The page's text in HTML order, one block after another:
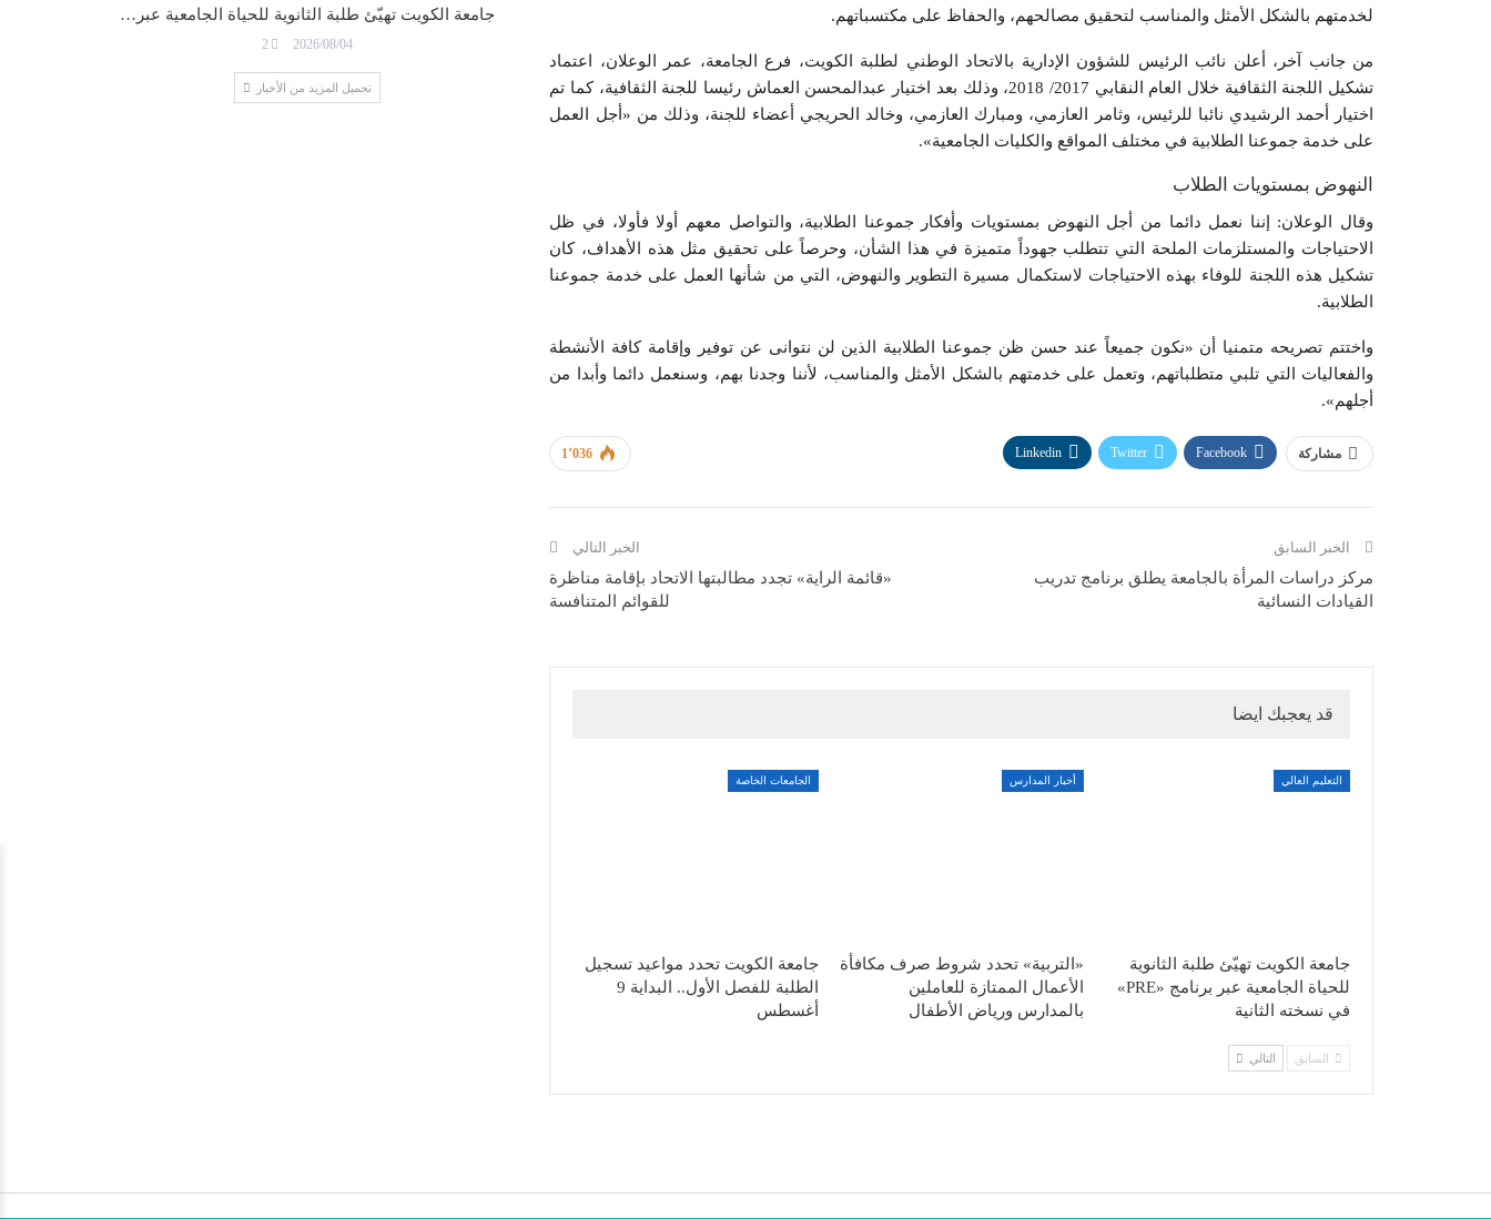
لخدمتهم بالشكل الأمثل والمناسب لتحقيق مصالحهم، والحفاظ على مكتسباتهم.
من جانب آخر، أعلن نائب الرئيس للشؤون الإدارية بالاتحاد الوطني لطلبة الكويت، فرع الجامعة، عمر الوعلان، اعتماد
تشكيل اللجنة الثقافية خلال العام النقابي 2017/ 2018، وذلك بعد اختيار عبدالمحسن العماش رئيسا للجنة الثقافية، كما تم
اختيار أحمد الرشيدي نائبا للرئيس، وثامر العازمي، ومبارك العازمي، وخالد الحريجي أعضاء للجنة، وذلك من «أجل العمل
على خدمة جموعنا الطلابية في مختلف المواقع والكليات الجامعية».
النهوض بمستويات الطلاب
وقال الوعلان: إننا نعمل دائما من أجل النهوض بمستويات وأفكار جموعنا الطلابية، والتواصل معهم أولا فأولا، في ظل
الاحتياجات والمستلزمات الملحة التي تتطلب جهوداً متميزة في هذا الشأن، وحرصاً على تحقيق مثل هذه الأهداف، كان
تشكيل هذه اللجنة للوفاء بهذه الاحتياجات لاستكمال مسيرة التطوير والنهوض، التي من شأنها العمل على خدمة جموعنا
الطلابية.
واختتم تصريحه متمنيا أن «نكون جميعاً عند حسن ظن جموعنا الطلابية الذين لن نتوانى عن توفير وإقامة كافة الأنشطة
والفعاليات التي تلبي متطلباتهم، وتعمل على خدمتهم بالشكل الأمثل والمناسب، لأننا وجدنا بهم، وسنعمل دائما وأبدا من
أجلهم».
1٬036 مشاركة Facebook
Twitter
Linkedin
الخبر السابق
مركز دراسات المرأة بالجامعة يطلق برنامج تدريب
القيادات النسائية
الخبر التالي
«قائمة الراية» تجدد مطالبتها الاتحاد بإقامة مناظرة
للقوائم المتنافسة
قد يعجبك ايضا
التعليم العالي
جامعة الكويت تهيّئ طلبة الثانوية
للحياة الجامعية عبر برنامج «PRE»
في نسخته الثانية
أخبار المدارس
«التربية» تحدد شروط صرف مكافأة
الأعمال الممتازة للعاملين
بالمدارس ورياض الأطفال
الجامعات الخاصة
جامعة الكويت تحدد مواعيد تسجيل
الطلبة للفصل الأول.. البداية 9
أغسطس
السابق التالي
جامعة الكويت تهيّئ طلبة الثانوية للحياة الجامعية عبر…
2026/08/04
2
تحميل المزيد من الأخبار